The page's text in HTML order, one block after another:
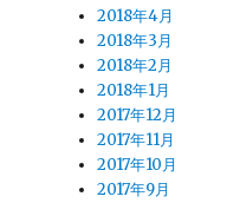
2018年4月
2018年3月
2018年2月
2018年1月
2017年12月
2017年11月
2017年10月
2017年9月